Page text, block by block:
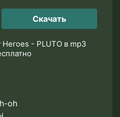
Скачать
- PLUTO в mp3
oh